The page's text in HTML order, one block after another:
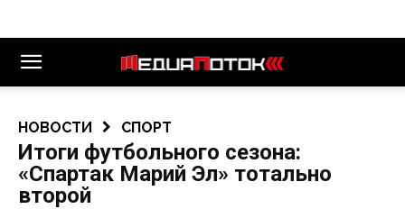
НОВОСТИ СПОРТ
Итоги футбольного сезона:
«Спартак Марий Эл» тотально
второй